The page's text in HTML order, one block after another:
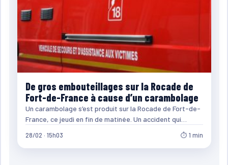
De gros embouteillages sur la Rocade de
Fort-de-France à cause d’un carambolage
Un carambolage s’est produit sur la Rocade de Fort-de-
France, ce jeudi en fin de matinée. Un accident qui…
28/02 · 15h03 ⏱ 1 min